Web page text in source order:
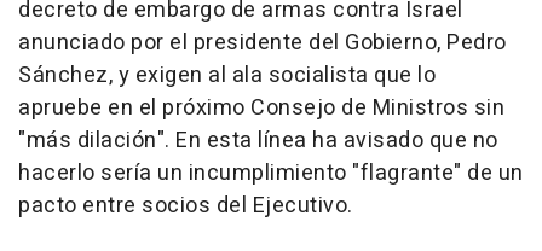
decreto de embargo de armas contra Israel
anunciado por el presidente del Gobierno, Pedro
Sánchez, y exigen al ala socialista que lo
apruebe en el próximo Consejo de Ministros sin
"más dilación". En esta línea ha avisado que no
hacerlo sería un incumplimiento "flagrante" de un
pacto entre socios del Ejecutivo.